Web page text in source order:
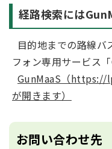
経路検索には
目的地までの路線バ
フォン専用サービス
GunMaaS（https://
が開きます）
お問い合わせ先